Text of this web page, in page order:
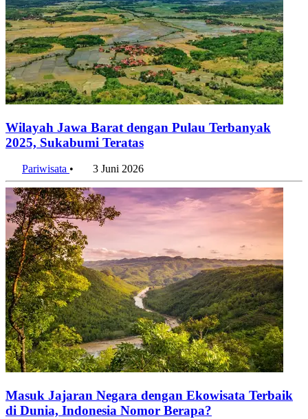
Wilayah Jawa Barat dengan Pulau Terbanyak
2025, Sukabumi Teratas
Pariwisata • 3 Juni 2026
Masuk Jajaran Negara dengan Ekowisata Terbaik
di Dunia, Indonesia Nomor Berapa?